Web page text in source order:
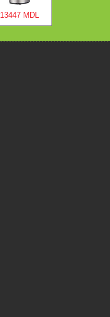
13447 MDL